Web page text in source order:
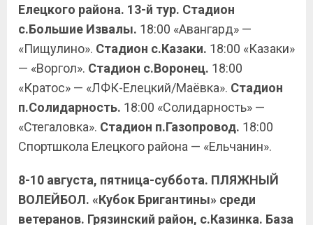
Елецкого района. 13-й тур. Стадион
с.Большие Извалы. 18:00 «Авангард» —
«Пищулино». Стадион с.Казаки. 18:00 «Казаки»
— «Воргол». Стадион с.Воронец. 18:00
«Кратос» — «ЛФК-Елецкий/Маёвка». Стадион
п.Солидарность. 18:00 «Солидарность» —
«Стегаловка». Стадион п.Газопровод. 18:00
Спортшкола Елецкого района — «Ельчанин».
8-10 августа, пятница-суббота. ПЛЯЖНЫЙ
ВОЛЕЙБОЛ. «Кубок Бригантины» среди
ветеранов. Грязинский район, с.Казинка. База